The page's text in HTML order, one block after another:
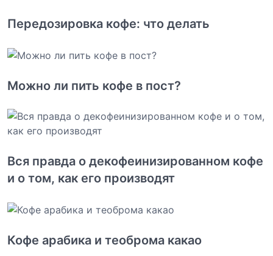
Передозировка кофе: что делать
Можно ли пить кофе в пост?
Вся правда о декофеинизированном кофе
и о том, как его производят
Кофе арабика и теоброма какао